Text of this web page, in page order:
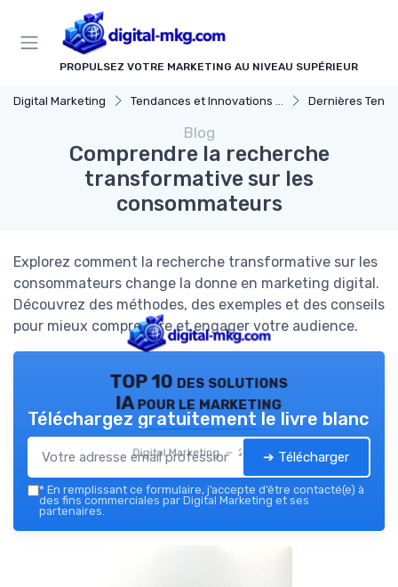
PROPULSEZ VOTRE MARKETING AU NIVEAU SUPÉRIEUR
Digital Marketing Tendances et Innovations marketing digital Dernières Tendances en
Blog
Comprendre la recherche
transformative sur les
consommateurs
Explorez comment la recherche transformative sur les
consommateurs change la donne en marketing digital.
Découvrez des méthodes, des exemples et des conseils
pour mieux comprendre et engager votre audience.
TOP 10 des solutions
IA pour le marketing
Digital Marketing — 2026
Téléchargez gratuitement le livre blanc
➔ Télécharger
* En remplissant ce formulaire, j’accepte d’être contacté(e) à
des fins commerciales par Digital Marketing et ses
partenaires.
Panneau de gestion des cookies